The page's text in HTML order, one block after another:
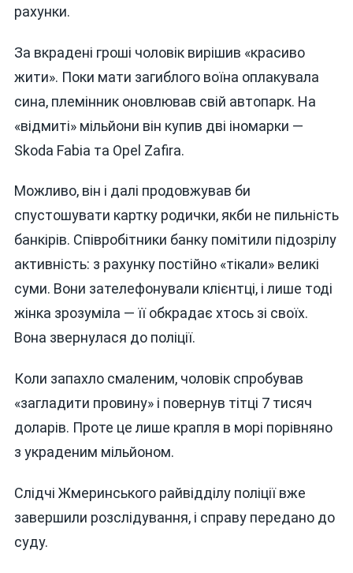
рахунки.
За вкрадені гроші чоловік вирішив «красиво
жити». Поки мати загиблого воїна оплакувала
сина, племінник оновлював свій автопарк. На
«відмиті» мільйони він купив дві іномарки —
Skoda Fabia та Opel Zafira.
Можливо, він і далі продовжував би
спустошувати картку родички, якби не пильність
банкірів. Співробітники банку помітили підозрілу
активність: з рахунку постійно «тікали» великі
суми. Вони зателефонували клієнтці, і лише тоді
жінка зрозуміла — її обкрадає хтось зі своїх.
Вона звернулася до поліції.
Коли запахло смаленим, чоловік спробував
«загладити провину» і повернув тітці 7 тисяч
доларів. Проте це лише крапля в морі порівняно
з украденим мільйоном.
Слідчі Жмеринського райвідділу поліції вже
завершили розслідування, і справу передано до
суду.